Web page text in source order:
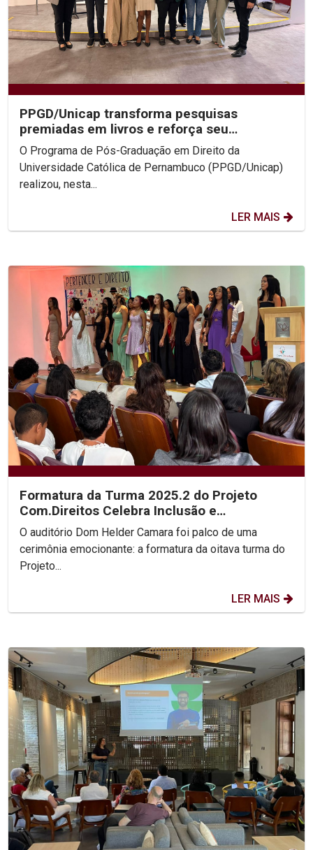
PPGD/Unicap transforma pesquisas
premiadas em livros e reforça seu
protagonismo acadêmico nacional
O Programa de Pós-Graduação em Direito da
Universidade Católica de Pernambuco (PPGD/Unicap)
realizou, nesta...
LER MAIS
Formatura da Turma 2025.2 do Projeto
Com.Direitos Celebra Inclusão e
Transformação Social
O auditório Dom Helder Camara foi palco de uma
cerimônia emocionante: a formatura da oitava turma do
Projeto...
LER MAIS